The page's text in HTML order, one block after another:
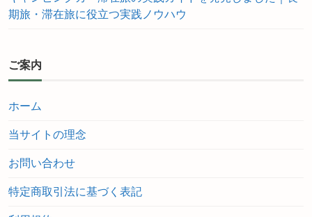
期旅・滞在旅に役立つ実践ノウハウ
ご案内
ホーム
当サイトの理念
お問い合わせ
特定商取引法に基づく表記